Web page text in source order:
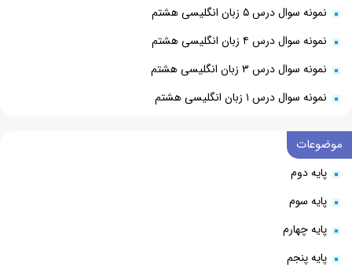
نمونه سوال درس ۵ زبان انگلیسی هشتم
نمونه سوال درس ۴ زبان انگلیسی هشتم
نمونه سوال درس ۳ زبان انگلیسی هشتم
نمونه سوال درس ۱ زبان انگلیسی هشتم
موضوعات
پایه دوم
پایه سوم
پایه چهارم
پایه پنجم